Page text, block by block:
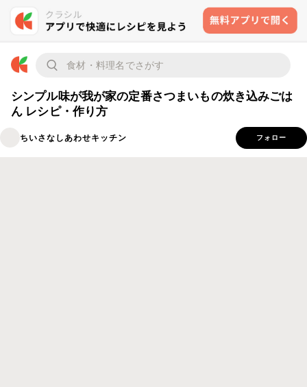
シンプル味が我が家の定番さつまいもの炊き込みごは
ん レシピ・作り方
ちいさなしあわせキッチン フォロー